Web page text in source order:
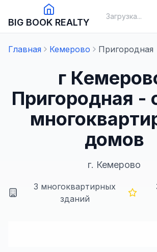
BIG BOOK REALTY
Загрузка...
Главная Кемерово Пригородная
г
Пригородная -
домов
г. Кемерово
3 многоквартирных
зданий